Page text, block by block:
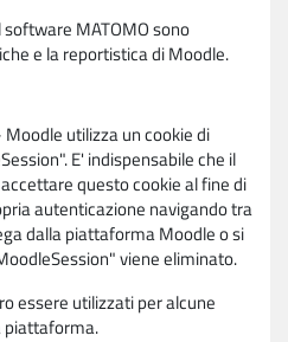
MATOMO sono
e la reportistica di Moodle.
utilizza un cookie di
E' indispensabile che il
questo cookie al fine di
autenticazione navigando tra
dalla piattaforma Moodle o si
viene eliminato.
essere utilizzati per alcune
piattaforma.